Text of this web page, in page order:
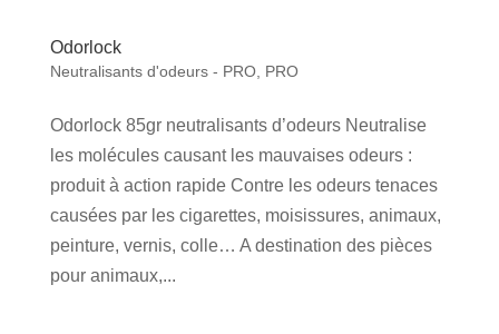
Odorlock
Neutralisants d'odeurs - PRO, PRO
Odorlock 85gr neutralisants d’odeurs Neutralise
les molécules causant les mauvaises odeurs :
produit à action rapide Contre les odeurs tenaces
causées par les cigarettes, moisissures, animaux,
peinture, vernis, colle… A destination des pièces
pour animaux,...